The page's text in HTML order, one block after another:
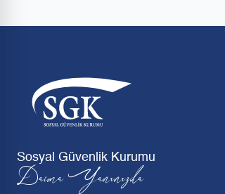
Sosyal Güvenlik Kurumu
Daima Yanınızda